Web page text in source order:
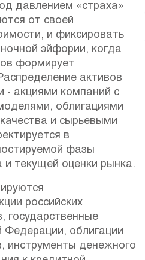
давлением «страха»
от своей
и фиксировать
эйфории, когда
формирует
активов
- акциями компаний с
облигациями
и сырьевыми
в
фазы
и текущей оценки рынка.
российских
государственные
Федерации, облигации
инструменты денежного